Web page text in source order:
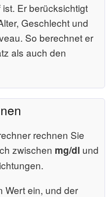
Er berücksichtigt
Geschlecht und
So berechnet er
als auch den
rechnen Sie
zwischen mg/dl und
Wert ein, und der